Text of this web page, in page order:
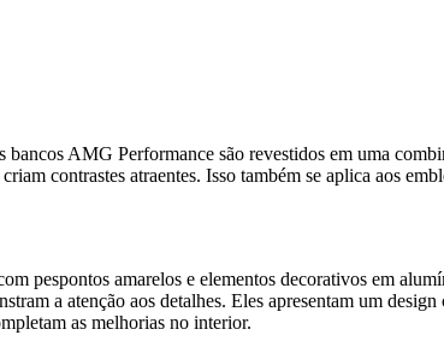
AMG Performance são revestidos em uma
contrastes atraentes. Isso também se aplica aos
pespontos amarelos e elementos decorativos em
a atenção aos detalhes. Eles apresentam um
as melhorias no interior.